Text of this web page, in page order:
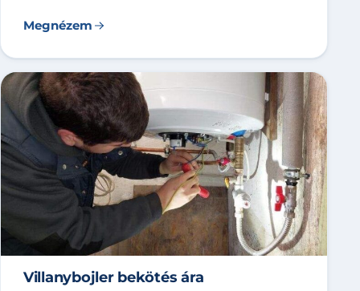
Megnézem
Villanybojler bekötés ára